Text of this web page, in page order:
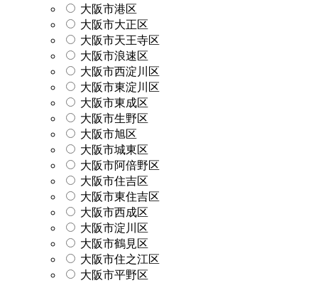
大阪市港区
大阪市大正区
大阪市天王寺区
大阪市浪速区
大阪市西淀川区
大阪市東淀川区
大阪市東成区
大阪市生野区
大阪市旭区
大阪市城東区
大阪市阿倍野区
大阪市住吉区
大阪市東住吉区
大阪市西成区
大阪市淀川区
大阪市鶴見区
大阪市住之江区
大阪市平野区